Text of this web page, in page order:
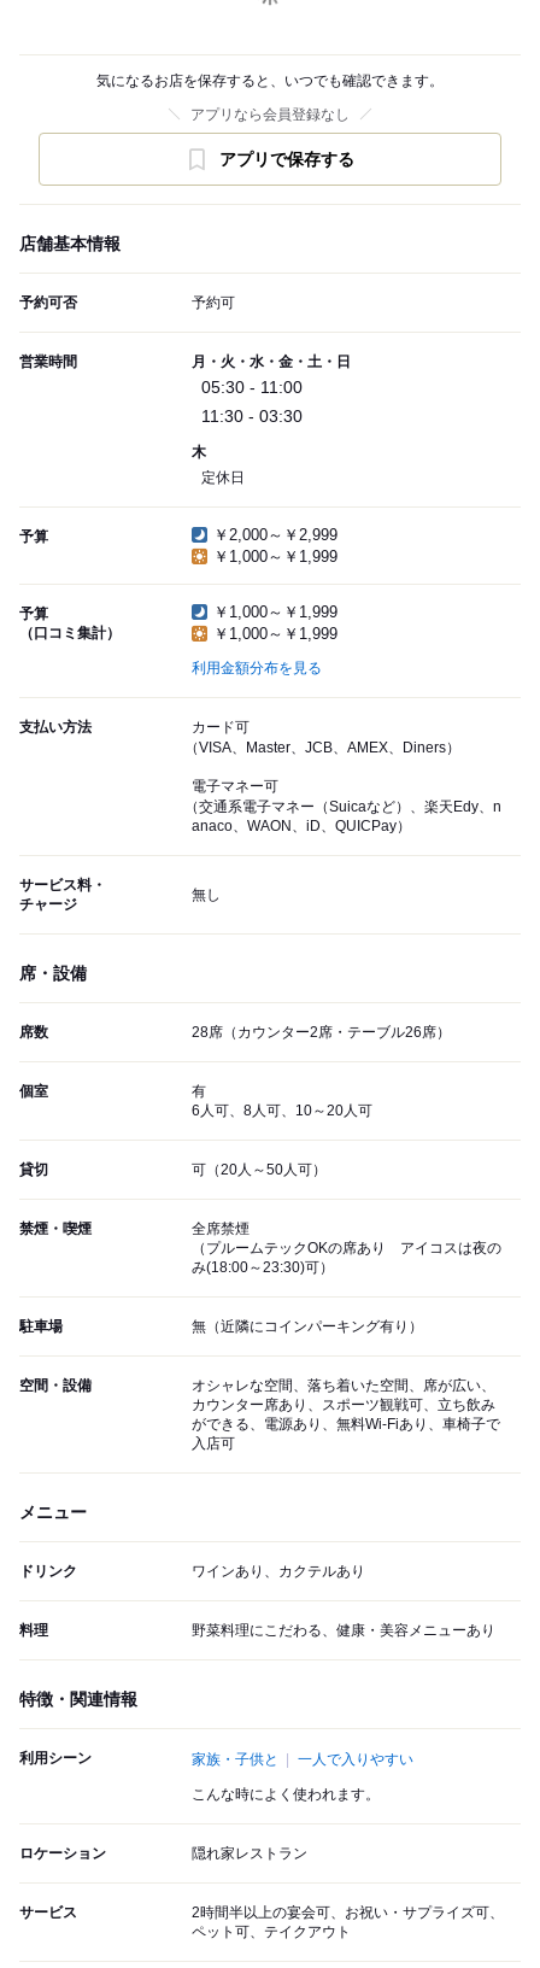
気になるお店を保存すると、いつでも確認できます。
アプリなら会員登録なし
アプリで保存する
店舗基本情報
予約可否 予約可
営業時間 月・火・水・金・土・日
05:30 - 11:00
11:30 - 03:30
木
定休日
予算
￥2,000～￥2,999
￥1,000～￥1,999
予算
（口コミ集計）
￥1,000～￥1,999
￥1,000～￥1,999
利用金額分布を見る
支払い方法
カード可
（VISA、Master、JCB、AMEX、Diners）
電子マネー可
（交通系電子マネー（Suicaなど）、楽天Edy、n
anaco、WAON、iD、QUICPay）
サービス料・
チャージ
無し
席・設備
席数 28席（カウンター2席・テーブル26席）
個室
有
6人可、8人可、10～20人可
貸切 可（20人～50人可）
禁煙・喫煙
全席禁煙
（プルームテックOKの席あり アイコスは夜の
み(18:00～23:30)可）
駐車場 無（近隣にコインパーキング有り）
空間・設備
オシャレな空間、落ち着いた空間、席が広い、
カウンター席あり、スポーツ観戦可、立ち飲み
ができる、電源あり、無料Wi-Fiあり、車椅子で
入店可
メニュー
ドリンク ワインあり、カクテルあり
料理 野菜料理にこだわる、健康・美容メニューあり
特徴・関連情報
利用シーン 家族・子供と 一人で入りやすい
こんな時によく使われます。
ロケーション 隠れ家レストラン
サービス
2時間半以上の宴会可、お祝い・サプライズ可、
ペット可、テイクアウト